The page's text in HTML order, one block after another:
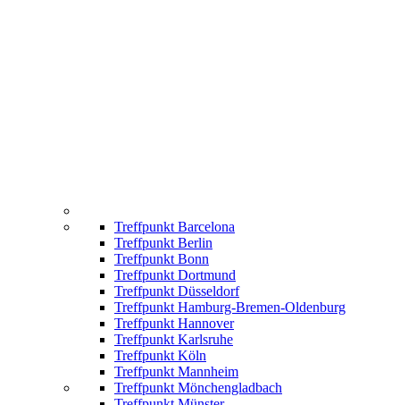
Treffpunkt Barcelona
Treffpunkt Berlin
Treffpunkt Bonn
Treffpunkt Dortmund
Treffpunkt Düsseldorf
Treffpunkt Hamburg-Bremen-Oldenburg
Treffpunkt Hannover
Treffpunkt Karlsruhe
Treffpunkt Köln
Treffpunkt Mannheim
Treffpunkt Mönchengladbach